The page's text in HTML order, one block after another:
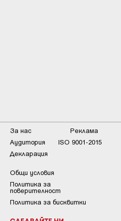
За нас
Реклама
Аудитория
ISO 9001-2015
Декларация
Общи условия
Пoлитикa зa
пoвepитeлнocт
Политика за бисквитки